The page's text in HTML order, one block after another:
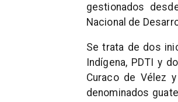
gestionados
Nacional de
Se trata de dos
Indígena, PDTI y
Curaco de Vélez
denominados